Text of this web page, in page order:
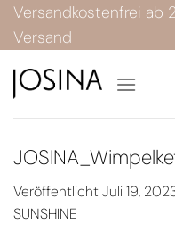
Zum
Inhalt
springen
Versandkostenfrei ab
Versand
VeröffentlichtJuli 19,
SUNSHINE